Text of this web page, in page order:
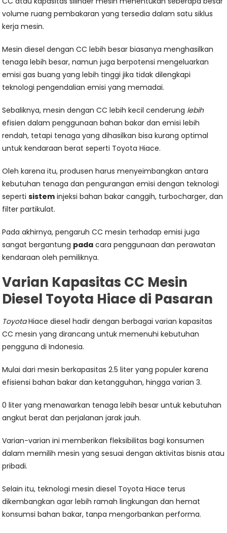
volume ruang pembakaran yang tersedia dalam satu siklus
kerja mesin.
Mesin diesel dengan CC lebih besar biasanya menghasilkan
tenaga lebih besar, namun juga berpotensi mengeluarkan
emisi gas buang yang lebih tinggi jika tidak dilengkapi
teknologi pengendalian emisi yang memadai.
Sebaliknya, mesin dengan CC lebih kecil cenderung lebih
efisien dalam penggunaan bahan bakar dan emisi lebih
rendah, tetapi tenaga yang dihasilkan bisa kurang optimal
untuk kendaraan berat seperti Toyota Hiace.
Oleh karena itu, produsen harus menyeimbangkan antara
kebutuhan tenaga dan pengurangan emisi dengan teknologi
sepertisistem injeksi bahan bakar canggih, turbocharger, dan
filter partikulat.
Pada akhirnya, pengaruh CC mesin terhadap emisi juga
sangat bergantung pada cara penggunaan dan perawatan
kendaraan oleh pemiliknya.
Varian Kapasitas CC Mesin
Diesel Toyota Hiace di Pasaran
ToyotaHiace diesel hadir dengan berbagai varian kapasitas
CC mesin yang dirancang untuk memenuhi kebutuhan
pengguna di Indonesia.
Mulai dari mesin berkapasitas 2.5 liter yang populer karena
efisiensi bahan bakar dan ketangguhan, hingga varian 3.
0 liter yang menawarkan tenaga lebih besar untuk kebutuhan
angkut berat dan perjalanan jarak jauh.
Varian-varian ini memberikan fleksibilitas bagi konsumen
dalam memilih mesin yang sesuai dengan aktivitas bisnis atau
pribadi.
Selain itu, teknologi mesin diesel Toyota Hiace terus
dikembangkan agar lebih ramah lingkungan dan hemat
konsumsi bahan bakar, tanpa mengorbankan performa.